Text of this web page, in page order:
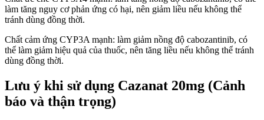
làm tăng nguy cơ phản ứng có hại, nên giảm liều nếu không thể
tránh dùng đồng thời.
Chất cảm ứng CYP3A mạnh: làm giảm nồng độ cabozantinib, có
thể làm giảm hiệu quả của thuốc, nên tăng liều nếu không thể tránh
dùng đồng thời.
Lưu ý khi sử dụng Cazanat 20mg (Cảnh
báo và thận trọng)